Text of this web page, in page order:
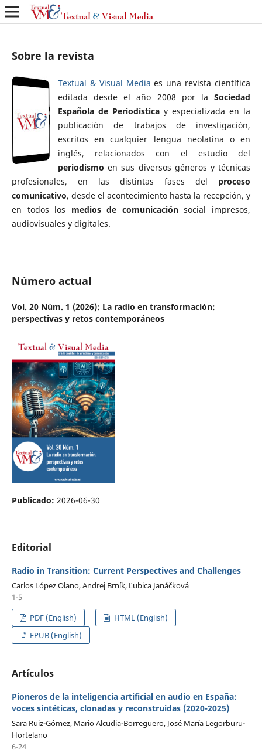
Sobre la revista
Textual & Visual Media es una revista científica
editada desde el año 2008 por laSociedad
Española de Periodística y especializada en la
publicación de trabajos de investigación,
escritos en cualquier lengua neolatina o en
inglés, relacionados con el estudio del
periodismo en sus diversos géneros y técnicas
profesionales, en las distintas fases del proceso
comunicativo, desde el acontecimiento hasta la recepción, y
en todos los medios de comunicaciónsocial impresos,
audiovisuales y digitales.
Número actual
Vol. 20 Núm. 1 (2026): La radio en transformación:
perspectivas y retos contemporáneos
Publicado: 2026-06-30
Editorial
Radio in Transition: Current Perspectives and Challenges
Carlos López Olano, Andrej Brník, Ľubica Janáčková
1-5
PDF (English)
HTML (English)
EPUB (English)
Artículos
Pioneros de la inteligencia artificial en audio en España:
voces sintéticas, clonadas y reconstruidas (2020-2025)
Sara Ruiz-Gómez, Mario Alcudia-Borreguero, José María Legorburu-
Hortelano
6-24